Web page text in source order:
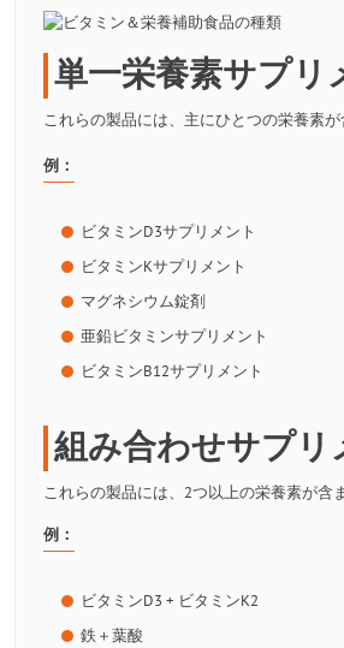
単一栄養素サプリ
これらの製品には、主にひとつの栄養素が
例：
ビタミンD3サプリメント
ビタミンKサプリメント
マグネシウム錠剤
亜鉛ビタミンサプリメント
ビタミンB12サプリメント
組み合わせサプリ
これらの製品には、2つ以上の栄養素が含
例：
ビタミンD3 + ビタミンK2
鉄＋葉酸